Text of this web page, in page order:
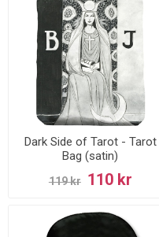
Dark Side of Tarot - Tarot
Bag (satin)
119 kr 110 kr